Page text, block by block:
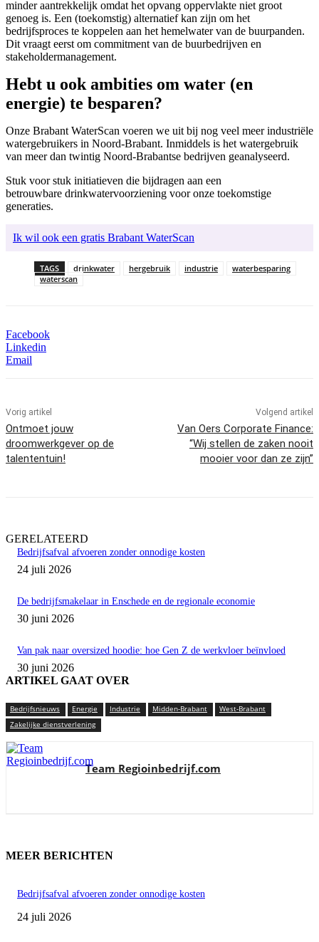
minder aantrekkelijk omdat het opvang oppervlakte niet groot
genoeg is. Een (toekomstig) alternatief kan zijn om het
bedrijfsproces te koppelen aan het hemelwater van de buurpanden.
Dit vraagt eerst om commitment van de buurbedrijven en
stakeholdermanagement.
Hebt u ook ambities om water (en
energie) te besparen?
Onze Brabant WaterScan voeren we uit bij nog veel meer industriële
watergebruikers in Noord-Brabant. Inmiddels is het watergebruik
van meer dan twintig Noord-Brabantse bedrijven geanalyseerd.
Stuk voor stuk initiatieven die bijdragen aan een
betrouwbare drinkwatervoorziening voor onze toekomstige
generaties.
Ik wil ook een gratis Brabant WaterScan
TAGS drinkwater hergebruik industrie
waterbesparing
waterscan
Facebook
Linkedin
Email
Vorig artikel
Ontmoet jouw
droomwerkgever op de
talententuin!
Volgend artikel
Van Oers Corporate Finance:
“Wij stellen de zaken nooit
mooier voor dan ze zijn”
GERELATEERD
Bedrijfsafval afvoeren zonder onnodige kosten
24 juli 2026
De bedrijfsmakelaar in Enschede en de regionale economie
30 juni 2026
Van pak naar oversized hoodie: hoe Gen Z de werkvloer beïnvloed
30 juni 2026
ARTIKEL GAAT OVER
Bedrijfsnieuws Energie Industrie Midden-Brabant
West-Brabant
Zakelijke dienstverlening
Team Regioinbedrijf.com
MEER BERICHTEN
Bedrijfsafval afvoeren zonder onnodige kosten
24 juli 2026